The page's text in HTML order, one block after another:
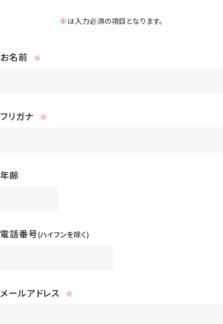
※は入力必須の項目となります。
お名前 ※
フリガナ ※
年齢
電話番号(ハイフンを除く)
メールアドレス ※